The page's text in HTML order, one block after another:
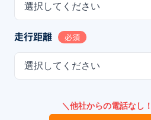
選択してください
走行距離 必須
選択してください
＼他社からの電話なし